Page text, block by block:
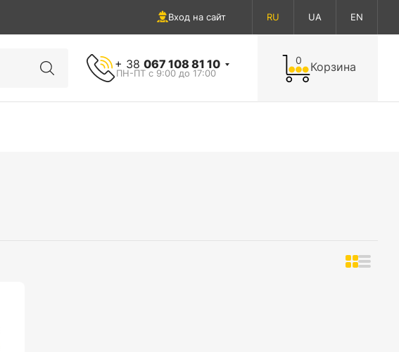
Вход на сайт RU UA EN
+ 38 067 108 81 10
ПН-ПТ с 9:00 до 17:00
0 Корзина